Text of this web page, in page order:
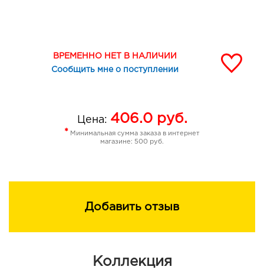
ВРЕМЕННО НЕТ В НАЛИЧИИ
Сообщить мне о поступлении
Цена: 406.0руб.
* Минимальная сумма заказа в интернет
магазине: 500 руб.
Добавить отзыв
Коллекция